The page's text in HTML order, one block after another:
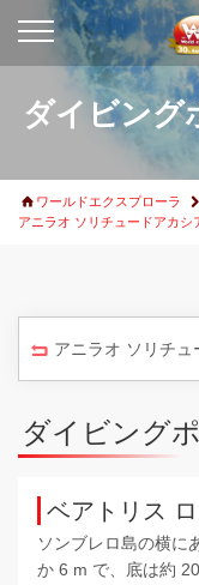
ダイビング
ワールドエクスプローラ
アニラオ ソリチュードアカシ
アニラオ ソリチュ
ダイビング
ベアトリス
ソンブレロ島の横に
か 6 m で、底は約